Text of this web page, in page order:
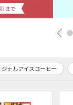
CAショルダーバッグ